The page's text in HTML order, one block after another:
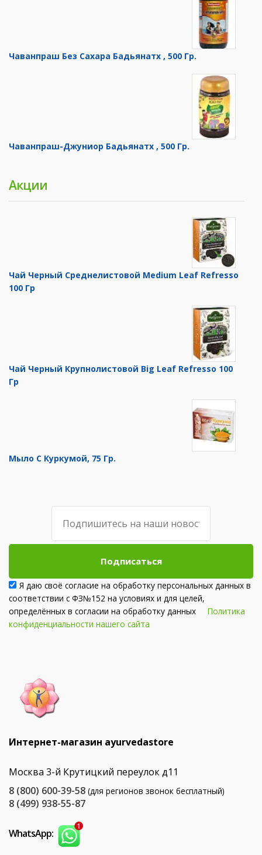
Чаванпраш Без Сахара Бадьянатх , 500 Гр.
Чаванпраш-Джуниор Бадьянатх , 500 Гр.
Акции
Чай Черный Среднелистовой Medium Leaf Refresso
100 Гр
Чай Черный Крупнолистовой Big Leaf Refresso 100
Гр
Мыло С Куркумой, 75 Гр.
Подписаться
Я даю своё согласие на обработку персональных данных в
соответствии с ФЗ№152 на условиях и для целей,
определённых в согласии на обработку данных Политика
конфиденциальности нашего сайта
Интернет-магазин ayurvedastore
Москва 3-й Крутицкий переулок д11
8 (800) 600-39-58 (для регионов звонок бесплатный)
8 (499) 938-55-87
WhatsApp: